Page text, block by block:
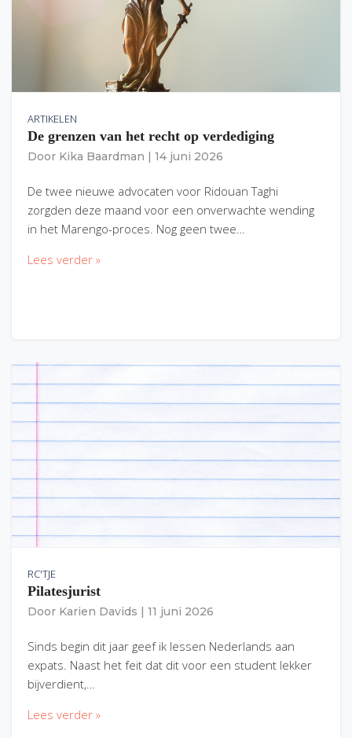
ARTIKELEN
De grenzen van het recht op verdediging
Door Kika Baardman 14 juni 2026
De twee nieuwe advocaten voor Ridouan Taghi
zorgden deze maand voor een onverwachte wending
in het Marengo-proces. Nog geen twee…
Lees verder »
RC'TJE
Pilatesjurist
Door Karien Davids 11 juni 2026
Sinds begin dit jaar geef ik lessen Nederlands aan
expats. Naast het feit dat dit voor een student lekker
bijverdient,…
Lees verder »